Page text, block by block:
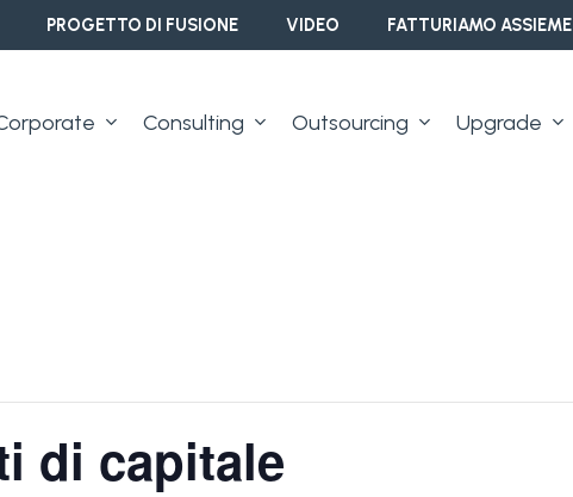
PROGETTO DI FUSIONE VIDEO FATTURIAMO ASSIEME
Consulting Outsourcing Upgrade
di capitale